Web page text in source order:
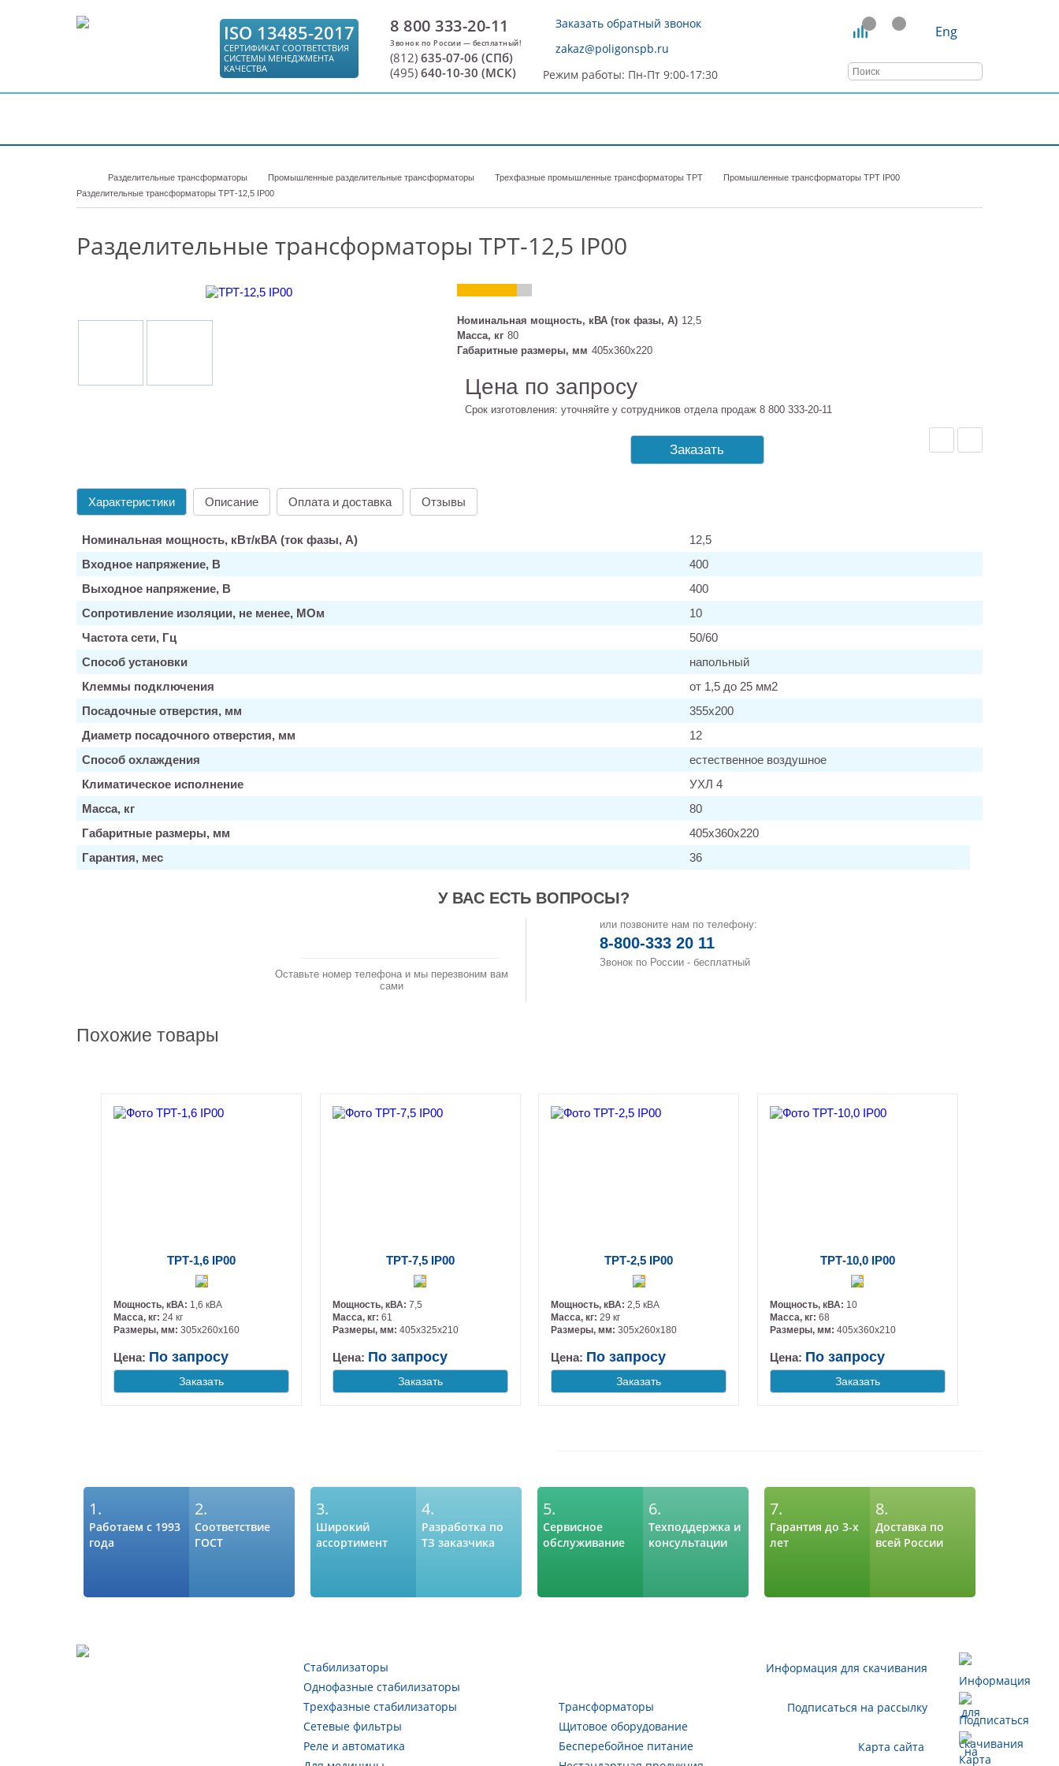
ISO 13485-2017
СЕРТИФИКАТ СООТВЕТСТВИЯ
СИСТЕМЫ МЕНЕДЖМЕНТА
КАЧЕСТВА
8 800 333-20-11
(812) 635-07-06 (СПб)
(495) 640-10-30 (МСК)
Заказать обратный звонок
zakaz@poligonspb.ru
Режим работы: Пн-Пт 9:00-17:30
Eng
Разделительные трансформаторы Промышленные разделительные трансформаторы Трехфазные промышленные трансформаторы ТРТ
Промышленные трансформаторы ТРТ IP00
Разделительные трансформаторы ТРТ-12,5 IP00
Разделительные трансформаторы ТРТ-12,5 IP00
Номинальная мощность, кВА (ток фазы, А) 12,5
Масса, кг 80
Габаритные размеры, мм 405х360х220
Цена по запросу
Срок изготовления: уточняйте у сотрудников отдела продаж 8 800 333-20-11
Заказать
Характеристики Описание Оплата и доставка Отзывы
Номинальная мощность, кВт/кВА (ток фазы, А)
12,5
Входное напряжение, В
400
Выходное напряжение, В
400
Сопротивление изоляции, не менее, МОм
10
Частота сети, Гц
50/60
Способ установки
напольный
Клеммы подключения
от 1,5 до 25 мм2
Посадочные отверстия, мм
355х200
Диаметр посадочного отверстия, мм
12
Способ охлаждения
естественное воздушное
Климатическое исполнение
УХЛ 4
Масса, кг
80
Габаритные размеры, мм
405х360х220
Гарантия, мес
36
У ВАС ЕСТЬ ВОПРОСЫ?
Оставьте номер телефона и мы перезвоним вам
сами
или позвоните нам по телефону:
8-800-333 20 11
Звонок по России - бесплатный
Похожие товары
ТРТ-1,6 IP00
Мощность, кВА: 1,6 кВА
Масса, кг:24 кг
Размеры, мм:305х260х160
Цена: По запросу
Заказать
ТРТ-7,5 IP00
Мощность, кВА: 7,5
Масса, кг: 61
Размеры, мм: 405х325х210
Цена: По запросу
Заказать
ТРТ-2,5 IP00
Мощность, кВА:2,5 кВА
Масса, кг:29 кг
Размеры, мм:305х260х180
Цена: По запросу
Заказать
ТРТ-10,0 IP00
Мощность, кВА: 10
Масса, кг: 68
Размеры, мм: 405х360х210
Цена: По запросу
Заказать
1.
Работаем с 1993
года
2.
Соответствие
ГОСТ
3.
Широкий
ассортимент
4.
Разработка по
ТЗ заказчика
5.
Сервисное
обслуживание
6.
Техподдержка и
консультации
7.
Гарантия до 3-х
лет
8.
Доставка по
всей России
Стабилизаторы
Однофазные стабилизаторы
Трехфазные стабилизаторы
Сетевые фильтры
Реле и автоматика
Трансформаторы
Щитовое оборудование
Бесперебойное питание
Информация для скачивания
Подписаться на рассылку
Карта сайта